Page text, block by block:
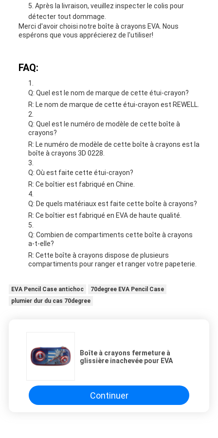
Après la livraison, veuillez inspecter le colis pour
détecter tout dommage.
Merci d'avoir choisi notre boîte à crayons EVA. Nous
espérons que vous apprécierez de l'utiliser!
FAQ:
Q: Quel est le nom de marque de cette étui-crayon?
R: Le nom de marque de cette étui-crayon est REWELL.
Q: Quel est le numéro de modèle de cette boîte à
crayons?
R: Le numéro de modèle de cette boîte à crayons est la
boîte à crayons 3D 0228.
Q: Où est faite cette étui-crayon?
R: Ce boîtier est fabriqué en Chine.
Q: De quels matériaux est faite cette boîte à crayons?
R: Ce boîtier est fabriqué en EVA de haute qualité.
Q: Combien de compartiments cette boîte à crayons
a-t-elle?
R: Cette boîte à crayons dispose de plusieurs
compartiments pour ranger et ranger votre papeterie.
EVA Pencil Case antichoc
70degree EVA Pencil Case
plumier dur du cas 70degree
Boîte à crayons fermeture à
glissière inachevée pour EVA
Continuer